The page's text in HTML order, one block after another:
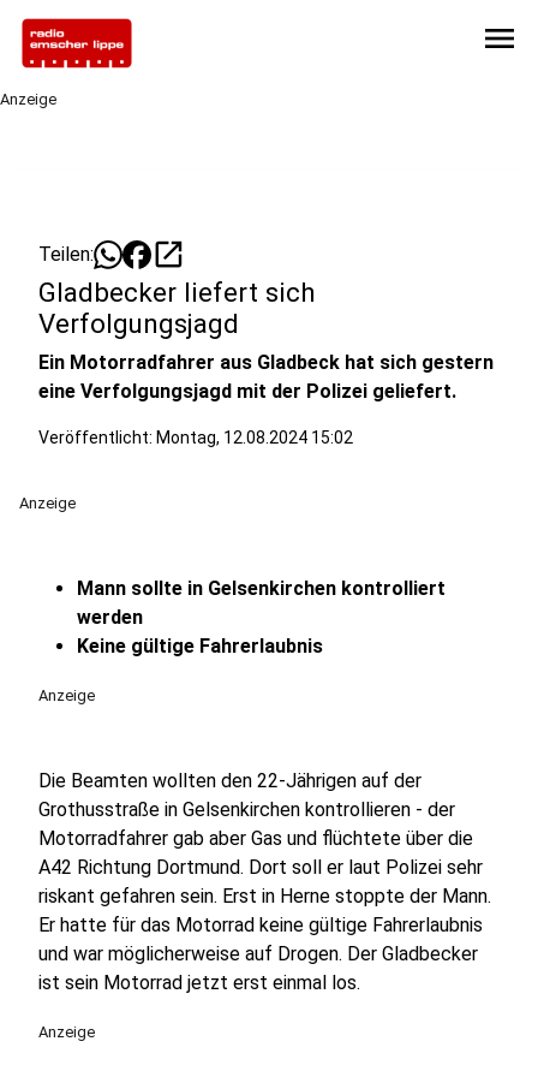
menu
Anzeige
Teilen: open_in_new
Gladbecker liefert sich
Verfolgungsjagd
Ein Motorradfahrer aus Gladbeck hat sich gestern
eine Verfolgungsjagd mit der Polizei geliefert.
Veröffentlicht: Montag, 12.08.2024 15:02
Anzeige
Mann sollte in Gelsenkirchen kontrolliert
werden
Keine gültige Fahrerlaubnis
Anzeige
Die Beamten wollten den 22-Jährigen auf der
Grothusstraße in Gelsenkirchen kontrollieren - der
Motorradfahrer gab aber Gas und flüchtete über die
A42 Richtung Dortmund. Dort soll er laut Polizei sehr
riskant gefahren sein. Erst in Herne stoppte der Mann.
Er hatte für das Motorrad keine gültige Fahrerlaubnis
und war möglicherweise auf Drogen. Der Gladbecker
ist sein Motorrad jetzt erst einmal los.
Anzeige